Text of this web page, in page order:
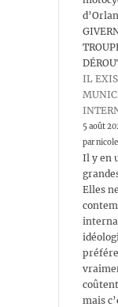
IL
5 août
par
Il y en
Elles
mais